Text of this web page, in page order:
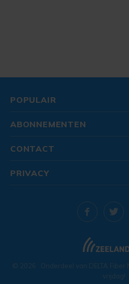
POPULAIR
ABONNEMENTEN
CONTACT
© 2026 . Onderdeel van DELTA Fiber
vrijdag!
PRIVACY